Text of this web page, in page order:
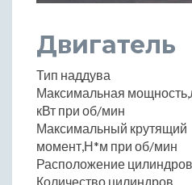
Двигатель
Тип наддува
Максимальная
кВт при об/мин
Максимальный крутящий
момент,Н*м при об/мин
Расположение цилиндров
Количество цилиндров